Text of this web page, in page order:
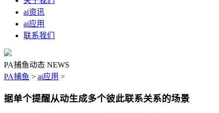
ai资讯
ai应用
联系我们
PA捕鱼动态 NEWS
PA捕鱼 > ai应用 >
据单个提醒从动生成多个彼此联系关系的场景